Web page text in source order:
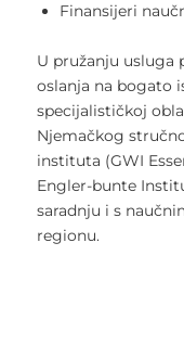
Finansijeri
U pružanju usluga
oslanja na bogato
specijalističkoj
Njemačkog
instituta (GWI
Engler-bunte
saradnju i s
regionu.